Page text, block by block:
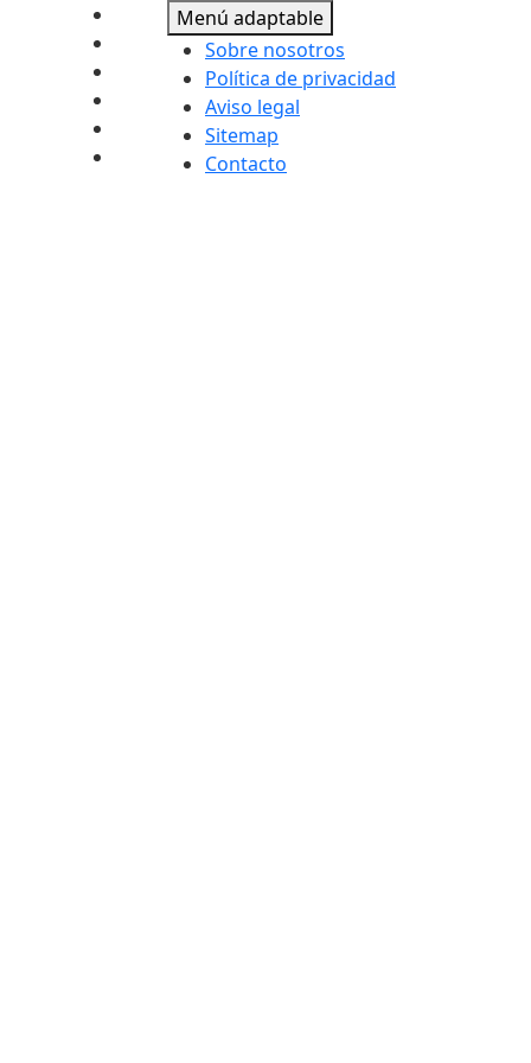
Menú adaptable
Sobre nosotros
Política de privacidad
Aviso legal
Sitemap
Contacto